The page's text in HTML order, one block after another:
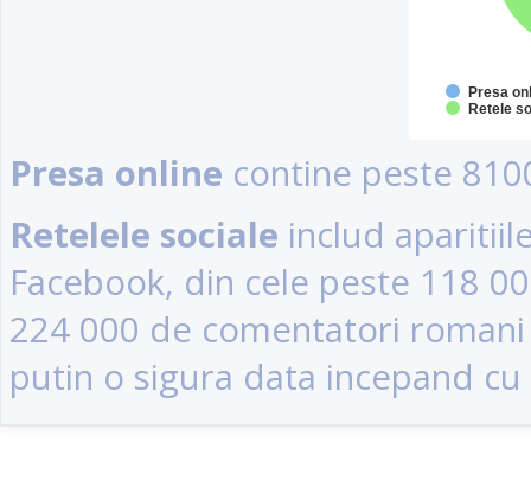
Presa
Retele
Presa online contine peste
Retelele sociale includ
Facebook, din cele peste 118
224 000 de comentatori
putin o sigura data incepand